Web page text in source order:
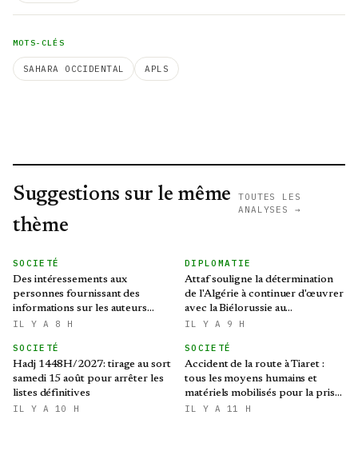
MOTS-CLÉS
SAHARA OCCIDENTAL APLS
Suggestions sur le même
thème
TOUTES LES
ANALYSES →
SOCIETÉ
Des intéressements aux
personnes fournissant des
informations sur les auteurs
d’infractions liées aux stupéfiants
IL Y A 8 H
DIPLOMATIE
Attaf souligne la détermination
de l'Algérie à continuer d'œuvrer
avec la Biélorussie au
renforcement des relations
IL Y A 9 H
SOCIETÉ
Hadj 1448H/2027: tirage au sort
samedi 15 août pour arrêter les
listes définitives
IL Y A 10 H
SOCIETÉ
Accident de la route à Tiaret :
tous les moyens humains et
matériels mobilisés pour la prise
en charge des blessés
IL Y A 11 H